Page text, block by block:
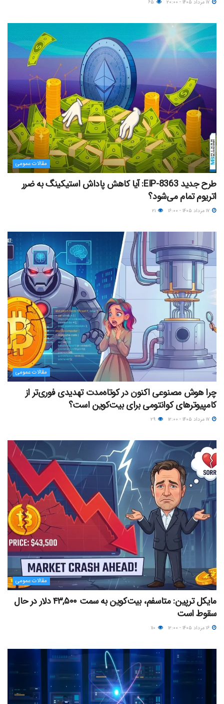
مقالات عمومی
طرح جدید EIP-8363: آیا کاهش پاداش استیکینگ به ضرر
اتریوم تمام می‌شود؟
مقالات عمومی
چرا هوش مصنوعی اکنون در کوتاه‌مدت تهدیدی فوری‌تر از
کامپیوترهای کوانتومی برای بیت‌کوین است؟
مقالات عمومی
مایکل ترپین: متاسفم، بیت‌کوین به سمت ۴۳,۵۰۰ دلار در حال
سقوط است